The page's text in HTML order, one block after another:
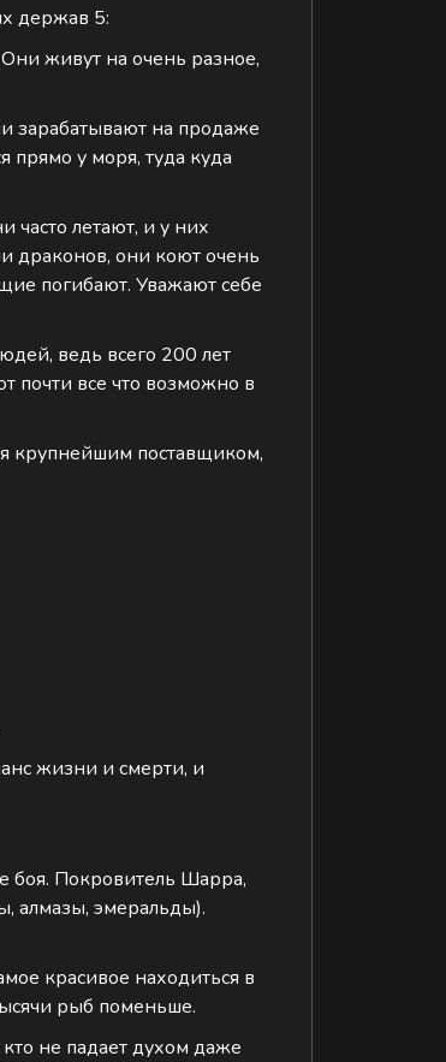
держав 5:
живут на очень разное,
зарабатывают на продаже
прямо у моря, туда куда
летают, и у них
драконов, они коют очень
погибают. Уважают себе
ведь всего 200 лет
почти все что возможно в
крупнейшим поставщиком,
жизни и смерти, и
боя. Покровитель Шарра,
алмазы, эмеральды).
красивое находиться в
рыб поменьше.
не падает духом даже